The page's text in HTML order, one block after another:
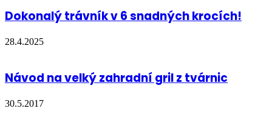
Dokonalý trávník v 6 snadných krocích!
28.4.2025
Návod na velký zahradní gril z tvárnic
30.5.2017